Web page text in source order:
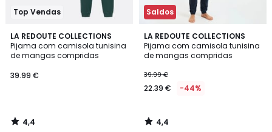
Top Vendas
LA REDOUTE COLLECTIONS
Pijama com camisola tunisina
de mangas compridas
39.99 €
4,4
/ 5
4,4
/
Saldos
LA REDOUTE COLLECTIONS
Pijama com camisola tunisina
de mangas compridas
39.99 €
22.39 € -44%
4,4
/ 5
4,4
/